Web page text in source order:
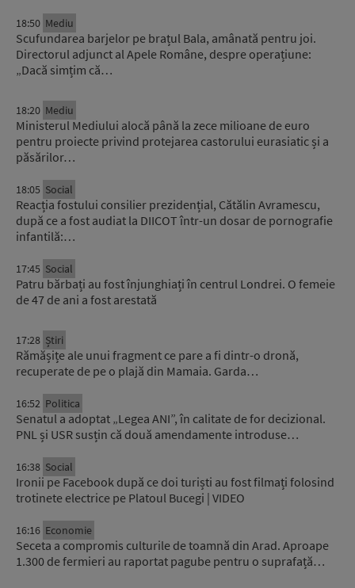
18:50 Mediu
Scufundarea barjelor pe brațul Bala, amânată pentru joi.
Directorul adjunct al Apele Române, despre operațiune:
„Dacă simțim că…
18:20 Mediu
Ministerul Mediului alocă până la zece milioane de euro
pentru proiecte privind protejarea castorului eurasiatic și a
păsărilor…
18:05 Social
Reacția fostului consilier prezidențial, Cătălin Avramescu,
după ce a fost audiat la DIICOT într-un dosar de pornografie
infantilă:…
17:45 Social
Patru bărbați au fost înjunghiați în centrul Londrei. O femeie
de 47 de ani a fost arestată
17:28 Știri
Rămășițe ale unui fragment ce pare a fi dintr-o dronă,
recuperate de pe o plajă din Mamaia. Garda…
16:52 Politica
Senatul a adoptat „Legea ANI”, în calitate de for decizional.
PNL și USR susțin că două amendamente introduse…
16:38 Social
Ironii pe Facebook după ce doi turiști au fost filmați folosind
trotinete electrice pe Platoul Bucegi | VIDEO
16:16 Economie
Seceta a compromis culturile de toamnă din Arad. Aproape
1.300 de fermieri au raportat pagube pentru o suprafață…